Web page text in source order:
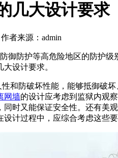
几大设计要求
作者来源：admin
御防护等高危险地区的防护级
设计要求。
和防破坏性能，能够抵御破
网墙的设计应考虑到监狱内观
同时又能保证安全性。还有美
计过程中，应综合考虑这些